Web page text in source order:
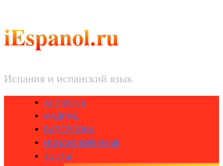
iEspanol.ru
Испания и испанский язык
АЛИКАНТЕ
МАДРИД
БАРСЕЛОНА
ИСПАНСКИЙ ЯЗЫК
ТЕСТЫ